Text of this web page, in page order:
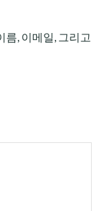
름, 이메일, 그리고